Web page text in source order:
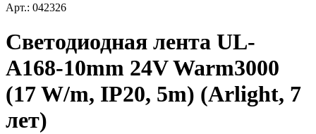
Арт.: 042326
Светодиодная лента UL-
A168-10mm 24V Warm3000
(17 W/m, IP20, 5m) (Arlight, 7
лет)